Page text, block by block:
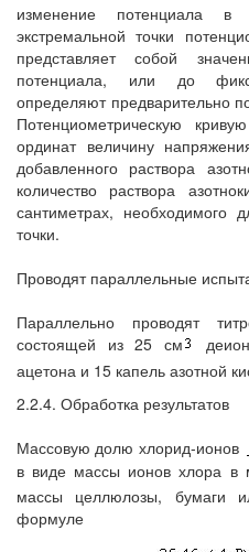
изменение потенциала в
экстремальной точки
представляет собой
потенциала, или до
определяют предварительно
Потенциометрическую
ординат величину
добавленного раствора
количество раствора
сантиметрах, необходимого
точки.
Проводят параллельные
Параллельно проводят
состоящей из 25 см
ацетона и 15 капель азотной
2.2.4. Обработка результатов
Массовую долю хлорид-ионов
в виде массы ионов хлора в
массы целлюлозы, бумаги
формуле